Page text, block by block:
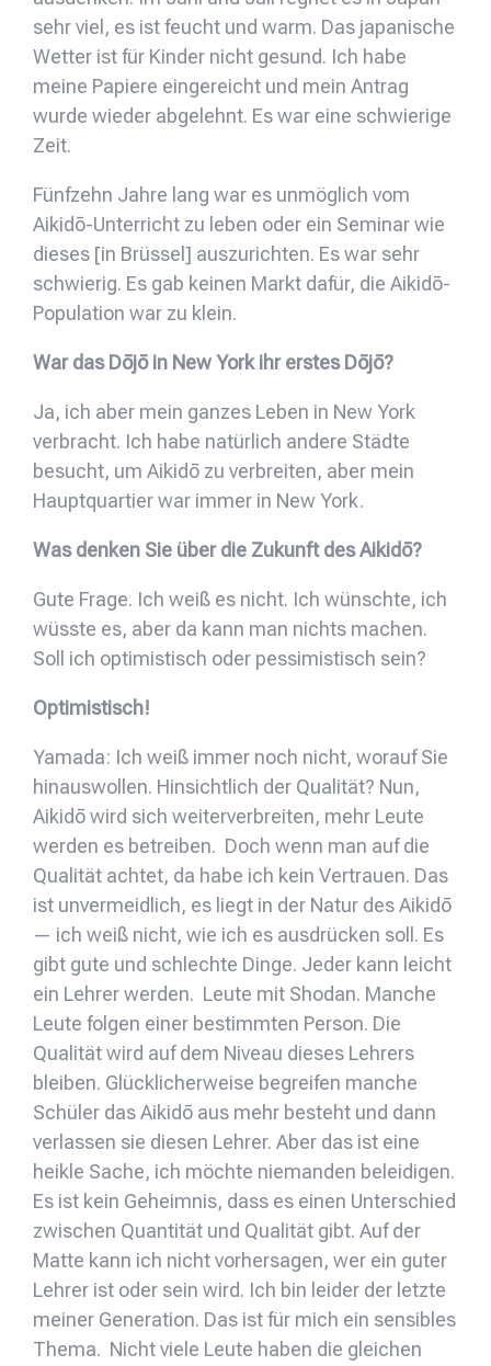
sehr viel, es ist feucht und warm. Das japanische
Wetter ist für Kinder nicht gesund. Ich habe
meine Papiere eingereicht und mein Antrag
wurde wieder abgelehnt. Es war eine schwierige
Zeit.
Fünfzehn Jahre lang war es unmöglich vom
Aikidō-Unterricht zu leben oder ein Seminar wie
dieses [in Brüssel] auszurichten. Es war sehr
schwierig. Es gab keinen Markt dafür, die Aikidō-
Population war zu klein.
War das Dōjō in New York ihr erstes Dōjō?
Ja, ich aber mein ganzes Leben in New York
verbracht. Ich habe natürlich andere Städte
besucht, um Aikidō zu verbreiten, aber mein
Hauptquartier war immer in New York.
Was denken Sie über die Zukunft des Aikidō?
Gute Frage. Ich weiß es nicht. Ich wünschte, ich
wüsste es, aber da kann man nichts machen.
Soll ich optimistisch oder pessimistisch sein?
Optimistisch!
Yamada: Ich weiß immer noch nicht, worauf Sie
hinauswollen. Hinsichtlich der Qualität? Nun,
Aikidō wird sich weiterverbreiten, mehr Leute
werden es betreiben. Doch wenn man auf die
Qualität achtet, da habe ich kein Vertrauen. Das
ist unvermeidlich, es liegt in der Natur des Aikidō
— ich weiß nicht, wie ich es ausdrücken soll. Es
gibt gute und schlechte Dinge. Jeder kann leicht
ein Lehrer werden. Leute mit Shodan. Manche
Leute folgen einer bestimmten Person. Die
Qualität wird auf dem Niveau dieses Lehrers
bleiben. Glücklicherweise begreifen manche
Schüler das Aikidō aus mehr besteht und dann
verlassen sie diesen Lehrer. Aber das ist eine
heikle Sache, ich möchte niemanden beleidigen.
Es ist kein Geheimnis, dass es einen Unterschied
zwischen Quantität und Qualität gibt. Auf der
Matte kann ich nicht vorhersagen, wer ein guter
Lehrer ist oder sein wird. Ich bin leider der letzte
meiner Generation. Das ist für mich ein sensibles
Thema. Nicht viele Leute haben die gleichen